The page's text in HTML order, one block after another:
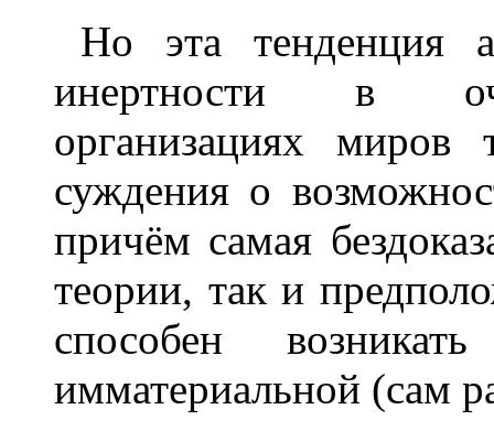
Но эта тенденция
инертности в
организациях
суждения о
причём самая
теории, так и
способен
имматериальной (сам